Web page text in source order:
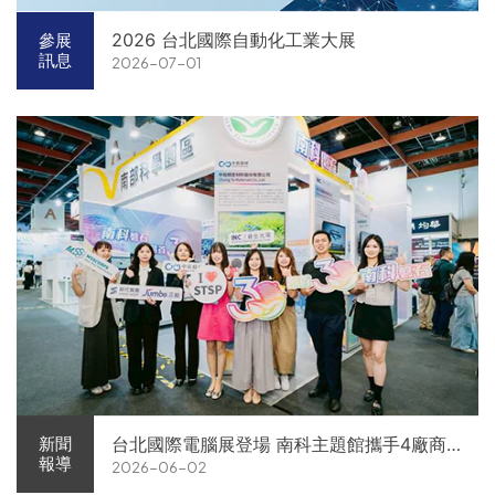
參展
訊息
2026 台北國際自動化工業大展
2026-07-01
新聞
報導
台北國際電腦展登場 南科主題館攜手4廠商
展現AI供應鏈實力
2026-06-02